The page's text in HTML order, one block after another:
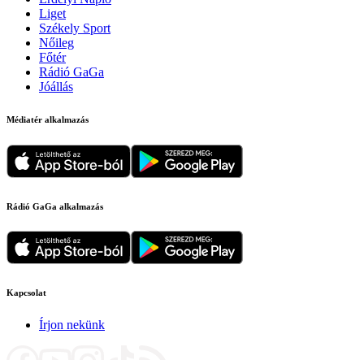
Liget
Székely Sport
Nőileg
Főtér
Rádió GaGa
Jóállás
Médiatér alkalmazás
Rádió GaGa alkalmazás
Kapcsolat
Írjon nekünk